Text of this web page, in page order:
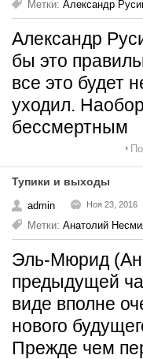
Метки: Александр
Александр
бы это
все это будет
уходил.
бессмертным
Тупики и выходы
admin Ноя 23, 2016
Метки: Анатолий
Эль-Мюрид
предыдущей
виде вполне
нового
Прежде чем